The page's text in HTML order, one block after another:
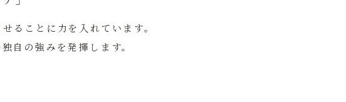
ることに力を入れています。
自の強みを発揮します。